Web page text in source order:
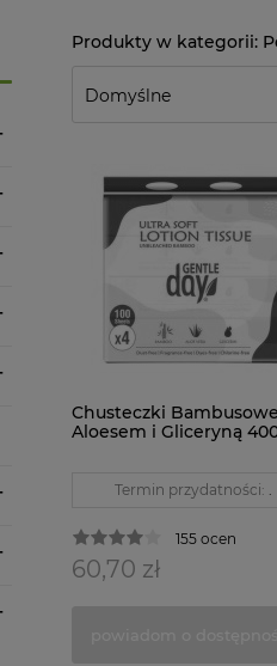
Chusteczki
Aloesem i Gliceryną
Termin przydatności: .
155 ocen
60,70 zł